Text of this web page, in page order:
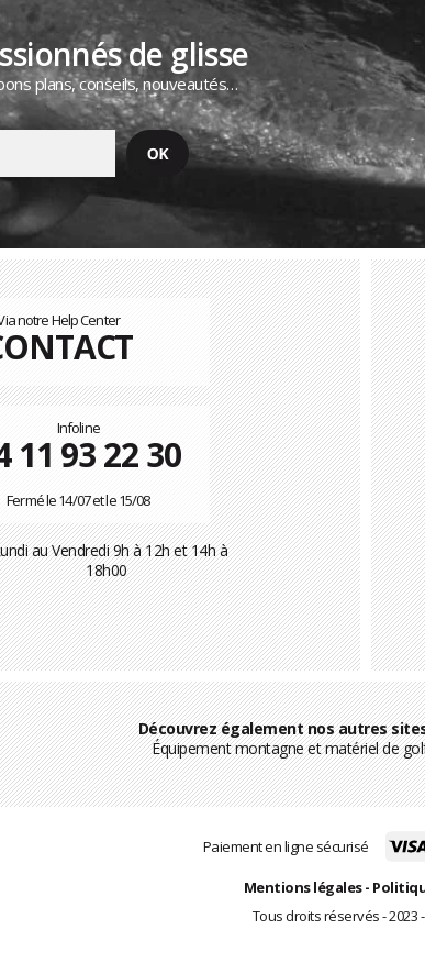
de glisse
plans, conseils, nouveautés…
notre Help Center
Infoline
11 93 22 30
Fermé le 14/07 et le 15/08
au Vendredi 9h à 12h et 14h à
18h00
Découvrez également nos autres
Équipement montagne et matériel de
Paiement en ligne sécurisé
Mentions légales-
Tous droits réservés - 2023